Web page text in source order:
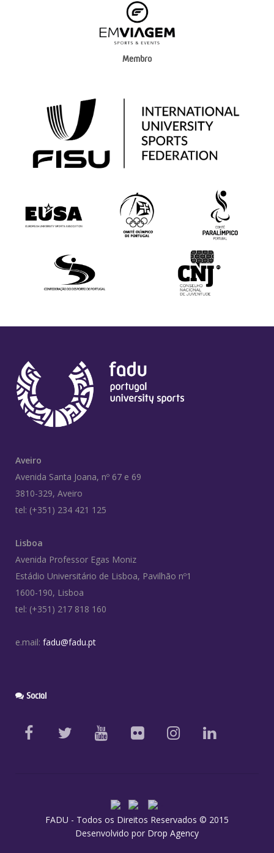
Membro
Aveiro
Avenida Santa Joana, nº 67 e 69
3810-329, Aveiro
tel: (+351) 234 421 125
Lisboa
Avenida Professor Egas Moniz
Estádio Universitário de Lisboa, Pavilhão nº1
1600-190, Lisboa
tel: (+351) 217 818 160
e.mail: fadu@fadu.pt
Social
FADU - Todos os Direitos Reservados © 2015
Desenvolvido por Drop Agency